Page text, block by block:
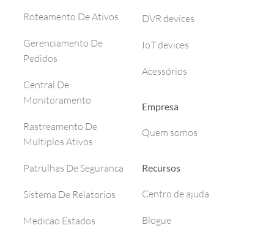
Roteamento De Ativos
Gerenciamento De
Pedidos
Central De
Monitoramento
Rastreamento De
Multiplos Ativos
Patrulhas De Seguranca
Sistema De Relatorios
Medicao Estados
DVR devices
IoT devices
Acessórios
Empresa
Quem somos
Recursos
Centro de ajuda
Blogue